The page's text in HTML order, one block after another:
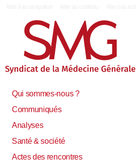
Qui sommes-nous ?
Communiqués
Analyses
Santé & société
Actes des rencontres